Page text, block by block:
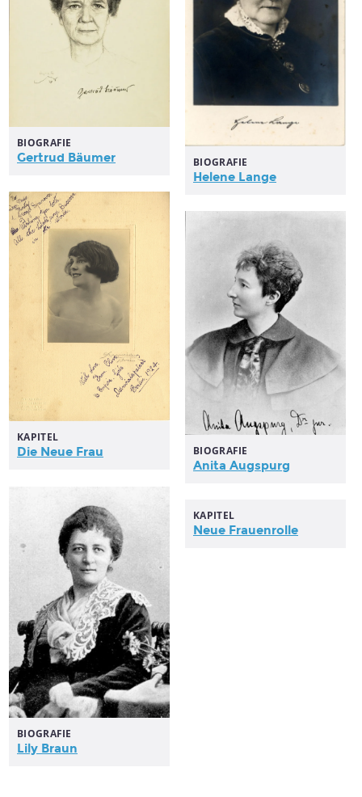
BIOGRAFIE
Helene Lange
BIOGRAFIE
Gertrud Bäumer
KAPITEL
Die Neue Frau BIOGRAFIE
Anita Augspurg
BIOGRAFIE
Lily Braun
KAPITEL
Neue Frauenrolle